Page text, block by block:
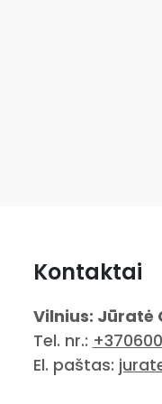
Kontaktai
Vilnius: Jūratė
Tel. nr.:
El. paštas: